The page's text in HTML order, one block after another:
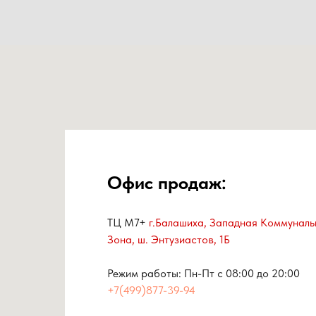
Офис продаж:
ТЦ М7+ г.Балашиха, Западная
Зона, ш. Энтузиастов, 1Б
Режим работы: Пн-Пт с 08:00 до 20:00
+7(499)877-39-94